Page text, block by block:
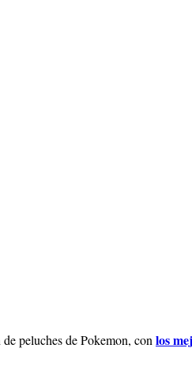
peluches de Pokemon, conlos